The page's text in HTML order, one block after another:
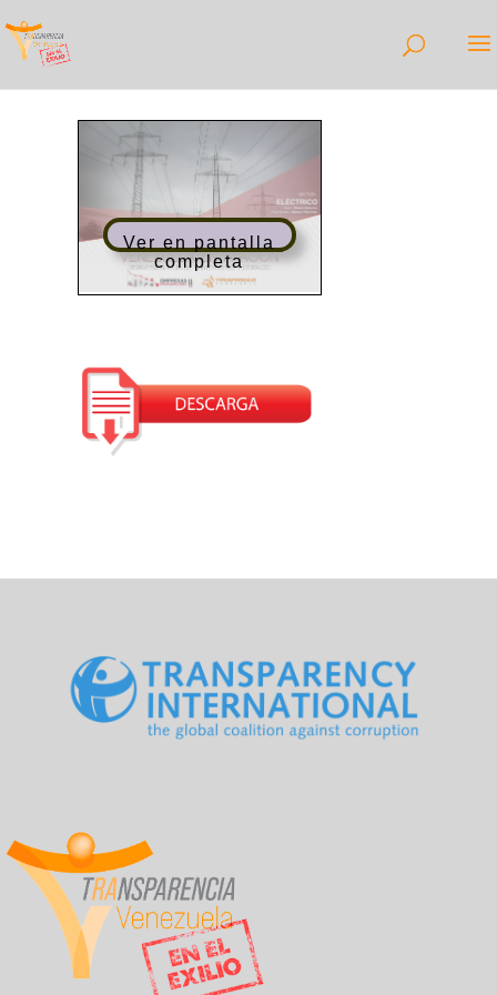
Ver en pantalla
completa